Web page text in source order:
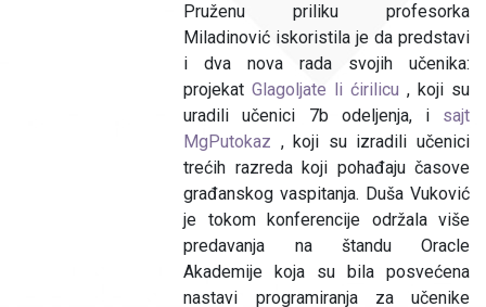
Pruženu priliku profesorka
Miladinović iskoristila je da predstavi
i dva nova rada svojih učenika:
projekatGlagoljate li ćirilicu, koji su
uradili učenici 7b odeljenja, i sajt
MgPutokaz , koji su izradili učenici
trećih razreda koji pohađaju časove
građanskog vaspitanja. Duša Vuković
je tokom konferencije održala više
predavanja na štandu Oracle
Akademije koja su bila posvećena
nastavi programiranja za učenike